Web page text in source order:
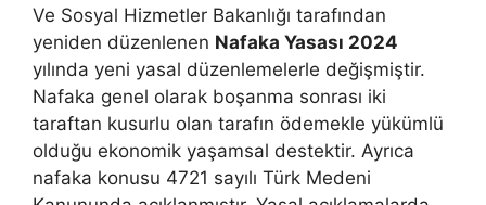
Ve Sosyal Hizmetler Bakanlığı tarafından
yeniden düzenlenen Nafaka Yasası 2024
yılında yeni yasal düzenlemelerle değişmiştir.
Nafaka genel olarak boşanma sonrası iki
taraftan kusurlu olan tarafın ödemekle yükümlü
olduğu ekonomik yaşamsal destektir. Ayrıca
nafaka konusu 4721 sayılı Türk Medeni